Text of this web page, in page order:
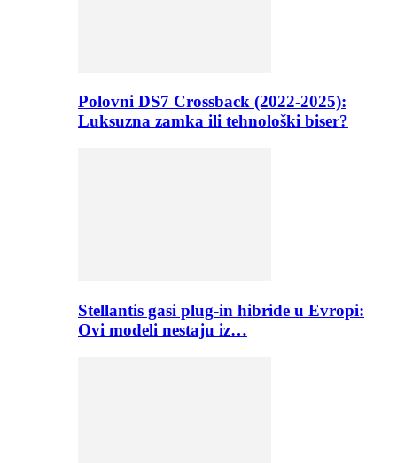
Polovni DS7 Crossback (2022-2025):
Luksuzna zamka ili tehnološki biser?
Stellantis gasi plug-in hibride u Evropi:
Ovi modeli nestaju iz…